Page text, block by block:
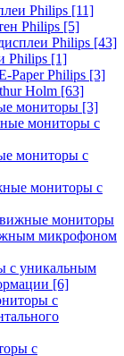
Philips [11]
Philips [5]
Philips [43]
Philips [1]
Paper Philips [3]
Holm [63]
мониторы [3]
мониторы с
мониторы с
мониторы с
мониторы
микрофоном
с уникальным
[6]
с
с